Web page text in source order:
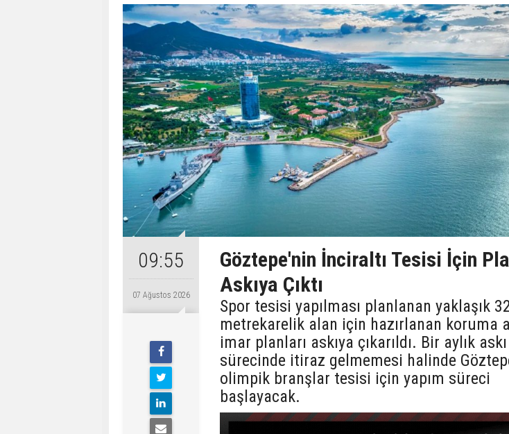
09:55
07 Ağustos 2026
Göztepe'nin İnciraltı Tesisi İçin
Askıya Çıktı
Spor tesisi yapılması planlanan yaklaşık
metrekarelik alan için hazırlanan koruma
imar planları askıya çıkarıldı. Bir aylık askı
sürecinde itiraz gelmemesi halinde
olimpik branşlar tesisi için yapım süreci
başlayacak.